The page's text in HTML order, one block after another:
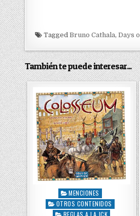
TaggedBruno Cathala,Days
También te puede interesar...
P
o
s
MENCIONES
OTROS CONTENIDOS